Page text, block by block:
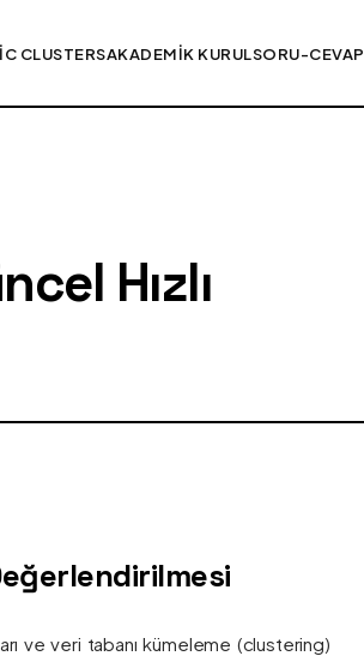
CLUSTERSAKADEMIK KURULSORU-CEVAP
Hızlı
ve veri tabanı kümeleme (clustering)